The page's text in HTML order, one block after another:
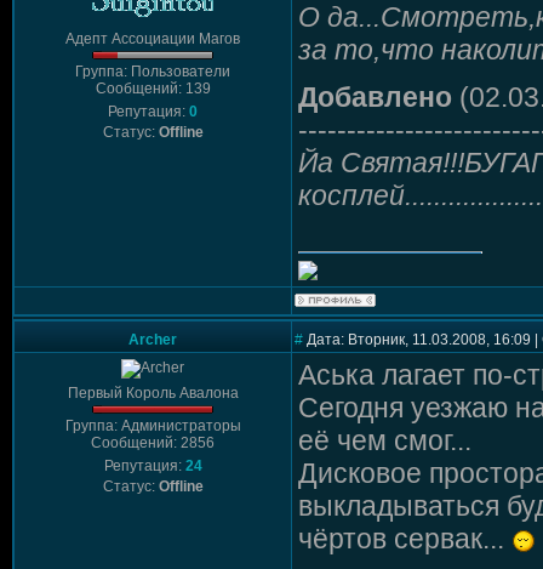
Адепт Ассоциации Магов
Группа: Пользователи
Сообщений: 139
Репутация: 0
Статус: Offline
О
за то,что
Добавлено
Йа
Archer # Дата: Вторник, 11.03.2008,
Первый Король Авалона
Группа: Администраторы
Сообщений: 2856
Репутация: 24
Статус: Offline
Аська лагает по-
Сегодня уезжаю
её чем смог...
Дисковое
выкладываться
чёртов сервак...